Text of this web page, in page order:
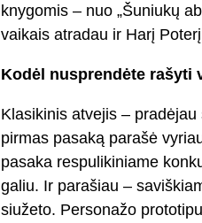
knygomis – nuo „Šuniukų
vaikais atradau ir Harį
Kodėl nusprendėte rašyti
Klasikinis atvejis –
pirmas pasaką parašė
pasaka respulikiniame
galiu. Ir parašiau –
siužeto. Personažo